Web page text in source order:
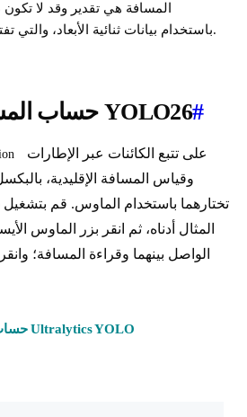
المسافة هي تقدير وقد لا
باستخدام بيانات ثنائية الأبعاد، والتي تفتقر إلى معلومات العمق.
حساب المسافات باستخدام YOLO26#
وقياس المسافة الإقليدية،
المثال أدناه، ثم انقر بزر الماوس
الواصل بينهما وقراءة المسافة؛
حساب المسافة باستخدام Ultralytics YOLO